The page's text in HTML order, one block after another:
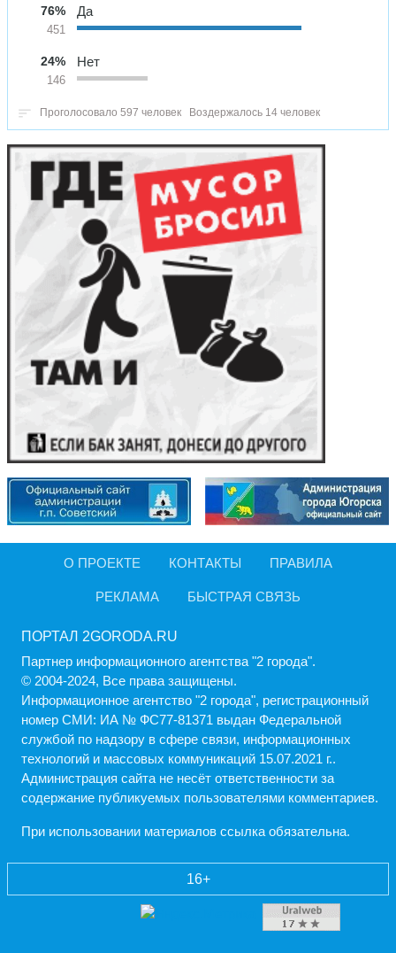
76%
451
Да
24%
146
Нет
Проголосовало 597 человек Воздержалось 14 человек
О ПРОЕКТЕ КОНТАКТЫ ПРАВИЛА
РЕКЛАМА БЫСТРАЯ СВЯЗЬ
ПОРТАЛ 2GORODA.RU
Партнер информационного агентства "2 города".
© 2004-2024, Все права защищены.
Информационное агентство "2 города", регистрационный
номер СМИ: ИА № ФС77-81371 выдан Федеральной
службой по надзору в сфере связи, информационных
технологий и массовых коммуникаций 15.07.2021 г..
Администрация cайта не несёт ответственности за
содержание публикуемых пользователями комментариев.
При использовании материалов ссылка обязательна.
16+